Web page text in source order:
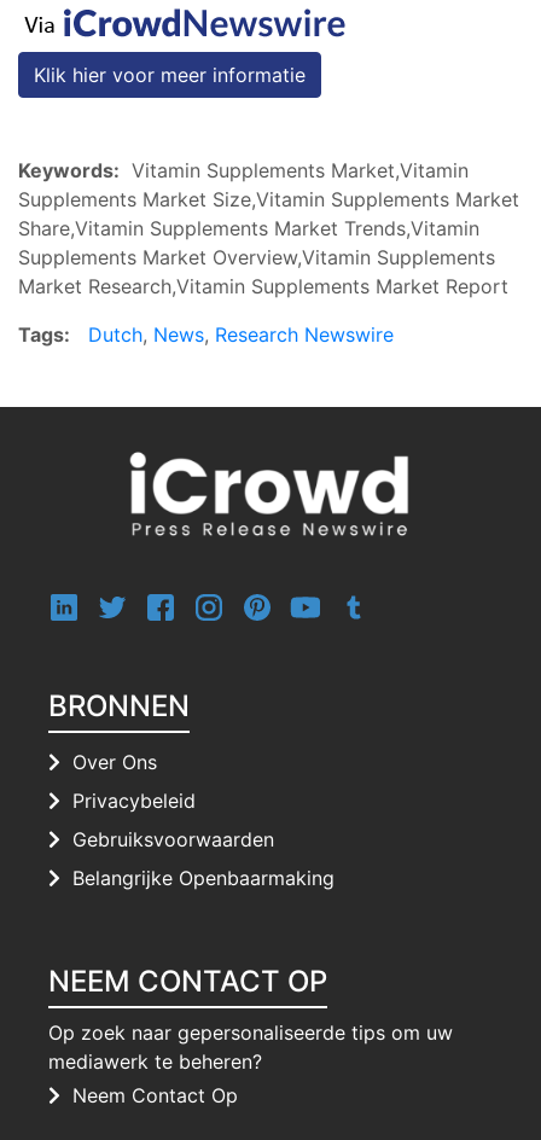
Klik hier voor meer informatie
Keywords: Vitamin Supplements Market,Vitamin
Supplements Market Size,Vitamin Supplements Market
Share,Vitamin Supplements Market Trends,Vitamin
Supplements Market Overview,Vitamin Supplements
Market Research,Vitamin Supplements Market Report
Tags:
Dutch, News, Research Newswire
BRONNEN
Over Ons
Privacybeleid
Gebruiksvoorwaarden
Belangrijke Openbaarmaking
NEEM CONTACT OP
Op zoek naar gepersonaliseerde tips om uw
mediawerk te beheren?
Neem Contact Op